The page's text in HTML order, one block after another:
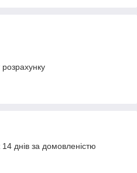
днів за домовленістю